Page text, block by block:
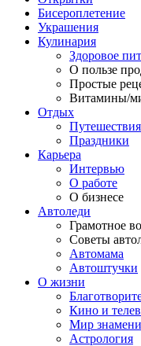
Бисероплетение
Украшения
Кулинария
Здоровое
О пользе
Простые
Витамины/
Отдых
Путешествия
Праздники
Карьера
Интервью
О работе
О бизнесе
Автоледи
Грамотное
Советы
Автомама
Автоштучки
О жизни
Кино и
Мир
Астрология